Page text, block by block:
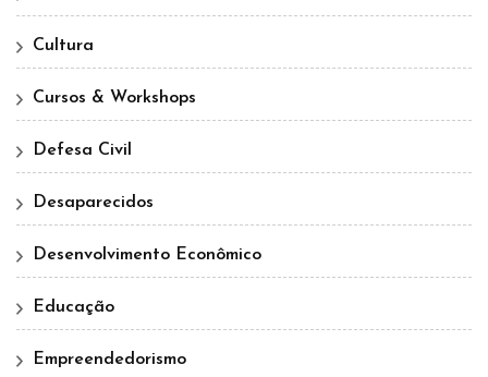
Cultura
Cursos & Workshops
Defesa Civil
Desaparecidos
Desenvolvimento Econômico
Educação
Empreendedorismo